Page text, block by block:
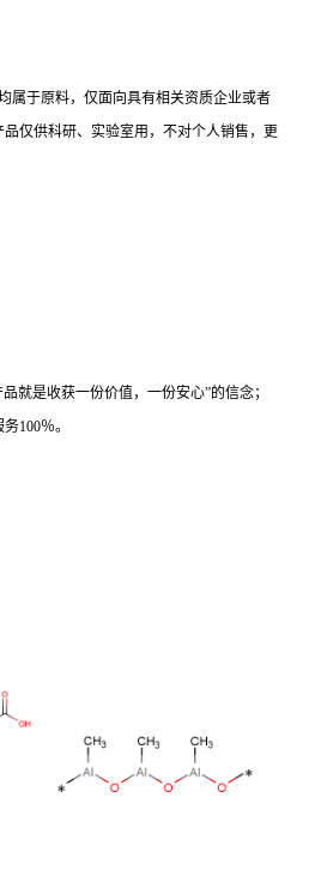
属于原料，仅面向具有相关资质企业或者
仅供科研、实验室用，不对个人销售，更
就是收获一份价值，一份安心”的信念；
100％。